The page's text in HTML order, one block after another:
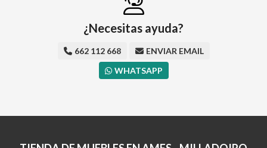
¿Necesitas ayuda?
662 112 668
ENVIAR EMAIL
WHATSAPP